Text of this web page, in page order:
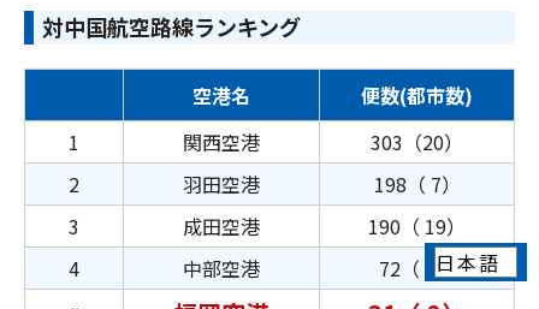
対中国航空路線ランキング
空港名
便数(都市数)
1
関西空港
303（20）
2
羽田空港
198（ 7）
3
成田空港
190（ 19）
4
中部空港
72（ 6）